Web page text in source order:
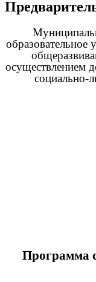
образовательное
социально-
Программа